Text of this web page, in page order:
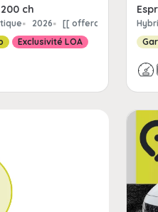
ch
2026
[[
Exclusivité LOA